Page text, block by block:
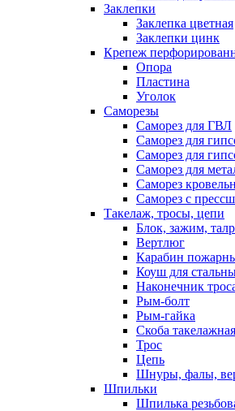
Заклепки
Заклепка цветная
Заклепки цинк
Крепеж
Опора
Пластина
Уголок
Саморезы
Саморез для ГВЛ
Саморез для
Саморез для
Саморез для
Саморез
Саморез с
Такелаж, тросы, цепи
Блок, зажим,
Вертлюг
Карабин
Коуш для
Наконечник
Рым-болт
Рым-гайка
Скоба такелажная
Трос
Цепь
Шнуры, фалы,
Шпильки
Шпилька